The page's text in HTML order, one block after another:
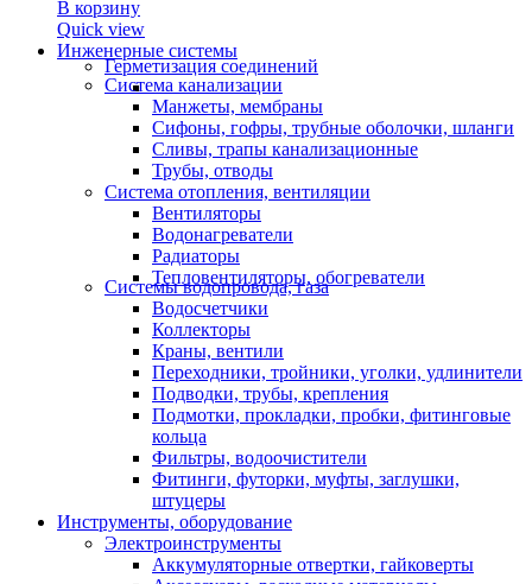
В корзину
Quick view
Инженерные системы
Герметизация соединений
Система канализации
Манжеты, мембраны
Сифоны, гофры, трубные оболочки, шланги
Сливы, трапы канализационные
Трубы, отводы
Система отопления, вентиляции
Вентиляторы
Водонагреватели
Радиаторы
Тепловентиляторы, обогреватели
Системы водопровода, газа
Водосчетчики
Коллекторы
Краны, вентили
Переходники, тройники, уголки, удлинители
Подводки, трубы, крепления
Подмотки, прокладки, пробки, фитинговые
кольца
Фильтры, водоочистители
Фитинги, футорки, муфты, заглушки,
штуцеры
Инструменты, оборудование
Электроинструменты
Аккумуляторные отвертки, гайковерты